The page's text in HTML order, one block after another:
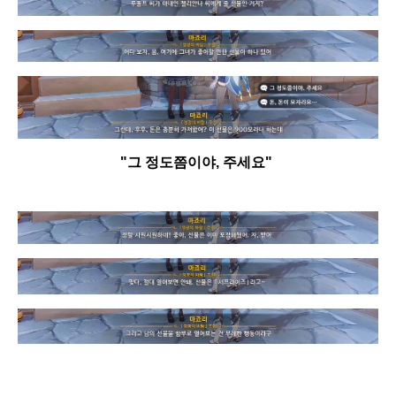
"그 정도쯤이야, 주세요"